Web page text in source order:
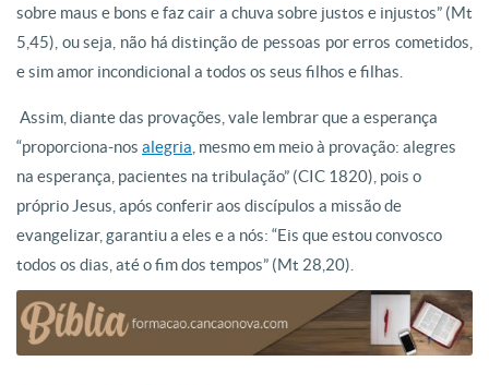
sobre maus e bons e faz cair a chuva sobre justos e injustos” (Mt
5,45), ou seja, não há distinção de pessoas por erros cometidos,
e sim amor incondicional a todos os seus filhos e filhas.
Assim, diante das provações, vale lembrar que a esperança
“proporciona-nos alegria , mesmo em meio à provação: alegres
na esperança, pacientes na tribulação” (CIC 1820), pois o
próprio Jesus, após conferir aos discípulos a missão de
evangelizar, garantiu a eles e a nós: “Eis que estou convosco
todos os dias, até o fim dos tempos” (Mt 28,20).